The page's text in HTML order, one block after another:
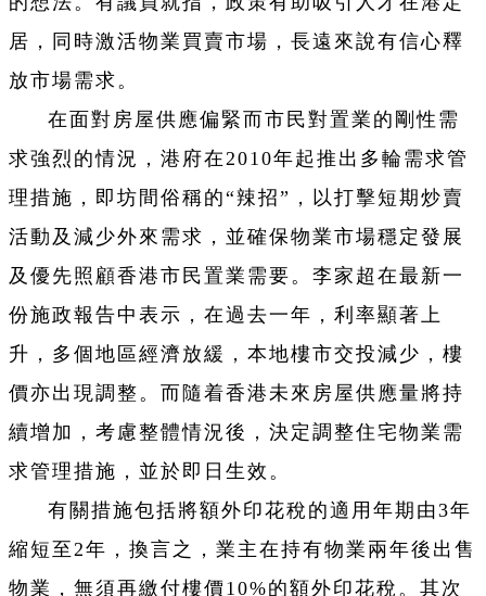
居，同時激活物業買賣市場，長遠來說有信心釋
放市場需求。
在面對房屋供應偏緊而市民對置業的剛性需
求強烈的情況，港府在2010年起推出多輪需求管
理措施，即坊間俗稱的“辣招”，以打擊短期炒賣
活動及減少外來需求，並確保物業市場穩定發展
及優先照顧香港市民置業需要。李家超在最新一
份施政報告中表示，在過去一年，利率顯著上
升，多個地區經濟放緩，本地樓市交投減少，樓
價亦出現調整。而隨着香港未來房屋供應量將持
續增加，考慮整體情況後，決定調整住宅物業需
求管理措施，並於即日生效。
有關措施包括將額外印花稅的適用年期由3年
縮短至2年，換言之，業主在持有物業兩年後出售
物業，無須再繳付樓價10%的額外印花稅。其次